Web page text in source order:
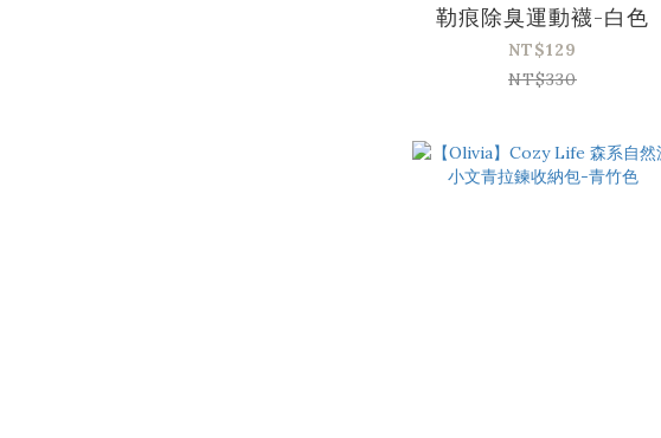
勒痕除臭運動襪-白色
NT$129
NT$330